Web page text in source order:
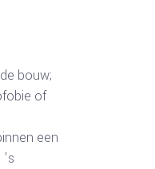
bouw;
of
een